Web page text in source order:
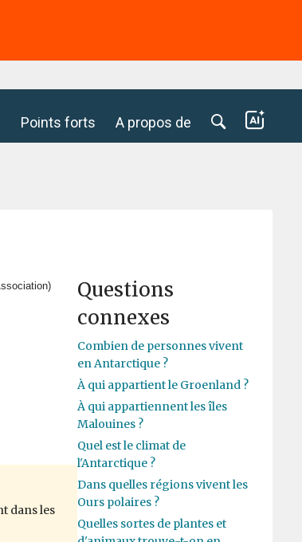
Points forts A propos de
dans les
Questions
connexes
Combien de personnes vivent
en Antarctique ?
À qui appartient le Groenland ?
À qui appartiennent les îles
Malouines ?
Quel est le climat de
l'Antarctique ?
Dans quelles régions vivent les
Ours polaires ?
Quelles sortes de plantes et